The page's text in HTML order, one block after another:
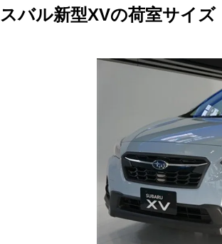
スバル新型XVの荷室サイズ